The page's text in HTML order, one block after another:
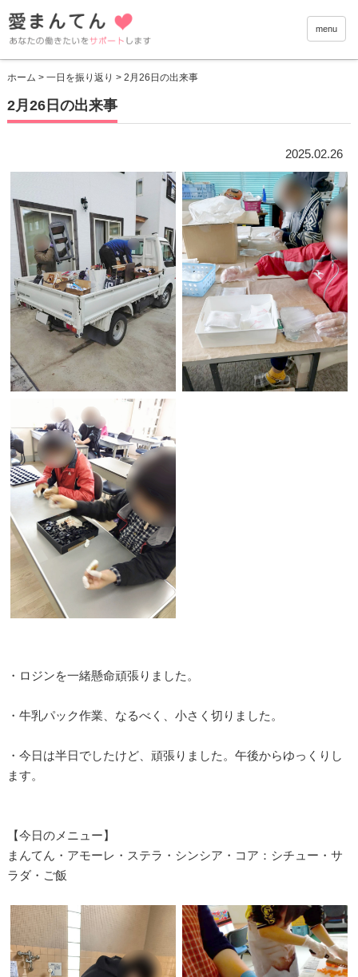
愛まん
menu
ホーム > 一日を振り返り > 2月26日の出来事
2月26日の出来事
2025.02.26
・ロジンを一緒懸命頑張りました。
・牛乳パック作業、なるべく、小さく切りました。
・今日は半日でしたけど、頑張りました。午後からゆっくりし
ます。
【今日のメニュー】
まんてん・アモーレ・ステラ・シンシア・コア：シチュー・サ
ラダ・ご飯